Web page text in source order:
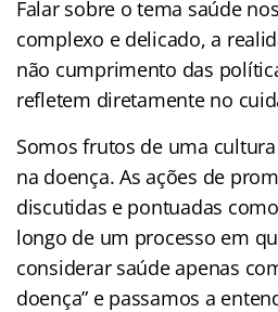
Falar sobre o tema saúde
complexo e delicado, a
não cumprimento das
refletem diretamente no
Somos frutos de uma
na doença. As ações de
discutidas e pontuadas
longo de um processo em
considerar saúde apenas
doença” e passamos a